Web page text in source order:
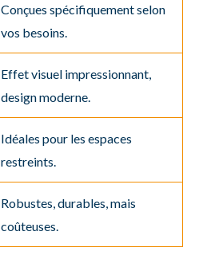
Conçues spécifiquement selon
vos besoins.
Effet visuel impressionnant,
design moderne.
Idéales pour les espaces
restreints.
Robustes, durables, mais
coûteuses.